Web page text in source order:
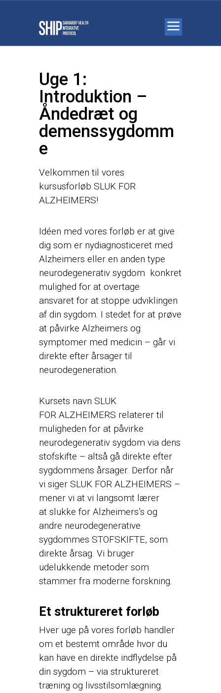
Uge 1:
Introduktion –
Åndedræt og
demenssygdomm
e
Velkommen til vores
kursusforløb SLUK FOR
ALZHEIMERS!
Idéen med vores forløb er at give
dig som er nydiagnosticeret med
Alzheimers eller en anden type
neurodegenerativ sygdom konkret
mulighed for at overtage
ansvaret for at stoppe udviklingen
af din sygdom. I stedet for at prøve
at påvirke Alzheimers og
symptomer med medicin – går vi
direkte efter årsager til
neurodegeneration.
Kursets navn SLUK
FOR ALZHEIMERS relaterer til
muligheden for at påvirke
neurodegenerativ sygdom via dens
stofskifte – altså gå direkte efter
sygdommens årsager. Derfor når
vi siger SLUK FOR ALZHEIMERS –
mener vi at vi langsomt lærer
at slukke for Alzheimers’s og
andre neurodegenerative
sygdommes STOFSKIFTE, som
direkte årsag. Vi bruger
udelukkende metoder som
stammer fra moderne forskning.
Et struktureret forløb
Hver uge på vores forløb handler
om et bestemt område hvor du
kan have en direkte indflydelse på
din sygdom – via struktureret
træning og livsstilsomlægning.